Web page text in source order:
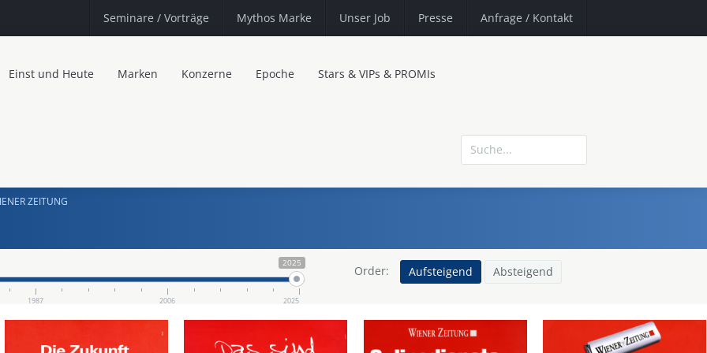
Seminare / Vorträge Mythos Marke Unser Job Presse Anfrage / Kontakt
Einst und Heute Marken Konzerne Epoche Stars & VIPs & PROMIs
ZEITUNG
2025
1987 2006 2025
Order: Aufsteigend Absteigend